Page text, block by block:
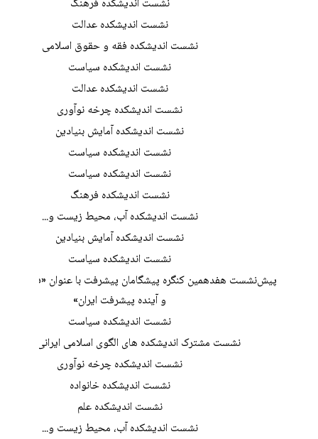
نشست اندیشکده فرهنگ
نشست اندیشکده عدالت
نشست اندیشکده فقه و حقوق اسلامی
نشست اندیشکده سیاست
نشست اندیشکده عدالت
نشست اندیشکده چرخه نوآوری
نشست اندیشکده آمایش بنیادین
نشست اندیشکده سیاست
نشست اندیشکده سیاست
نشست اندیشکده فرهنگ
نشست اندیشکده آب، محیط زیست و...
نشست اندیشکده آمایش بنیادین
نشست اندیشکده سیاست
پیش‌نشست هفدهمین کنگره پیشگامان پیشرفت با عنوان
و آینده پیشرفت ایران»
نشست اندیشکده سیاست
نشست مشترک اندیشکده های الگوی اسلامی ایرانی
نشست اندیشکده چرخه نوآوری
نشست اندیشکده خانواده
نشست اندیشکده علم
نشست اندیشکده آب، محیط زیست و...